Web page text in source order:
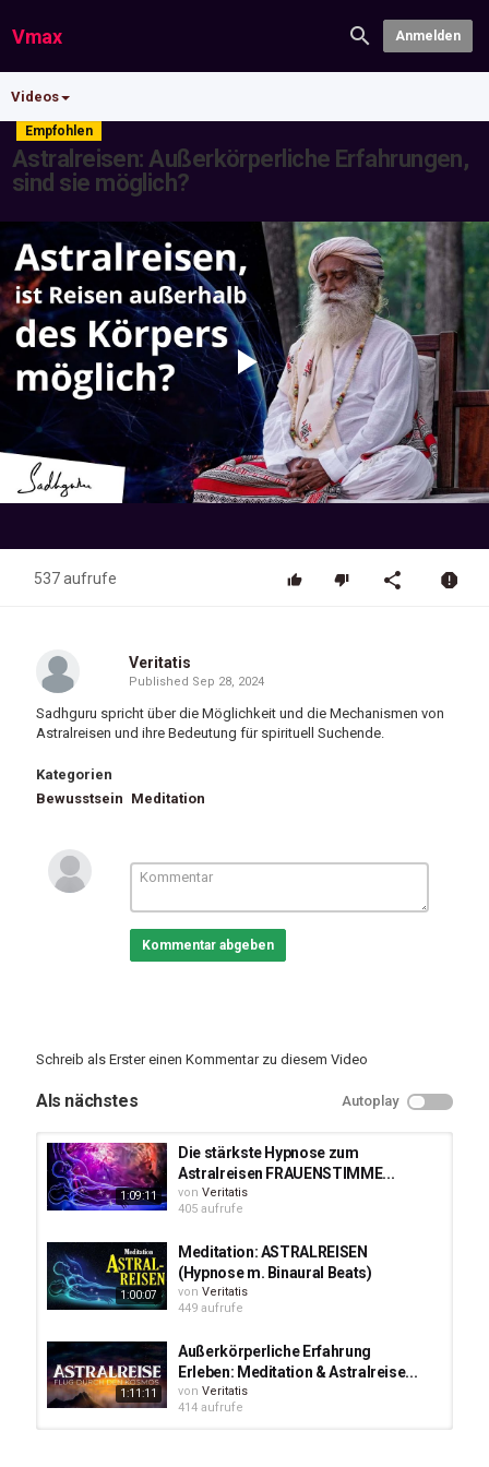
Vmax Anmelden
Videos
Empfohlen
Astralreisen: Außerkörperliche Erfahrungen,
sind sie möglich?
Play
Video
537 aufrufe
Veritatis
Published Sep 28, 2024
Sadhguru spricht über die Möglichkeit und die Mechanismen von
Astralreisen und ihre Bedeutung für spirituell Suchende.
Kategorien
Bewusstsein Meditation
Kommentar abgeben
Schreib als Erster einen Kommentar zu diesem Video
Als nächstes Autoplay
1:09:11
Die stärkste Hypnose zum
Astralreisen FRAUENSTIMME...
von Veritatis
405 aufrufe
1:00:07
Meditation: ASTRALREISEN
(Hypnose m. Binaural Beats)
von Veritatis
449 aufrufe
1:11:11
Außerkörperliche Erfahrung
Erleben: Meditation & Astralreise...
von Veritatis
414 aufrufe